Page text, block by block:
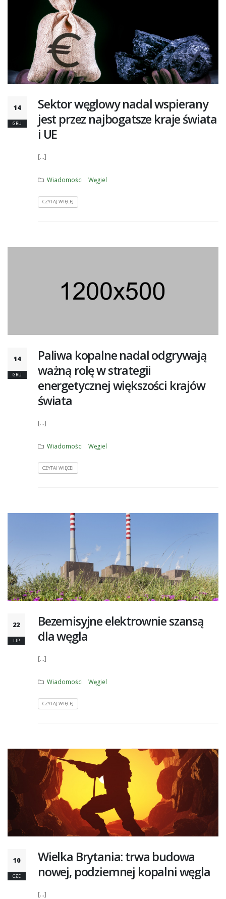
14
GRU
Sektor węglowy nadal wspierany
jest przez najbogatsze kraje świata
i UE
[...]
Wiadomości Węgiel
CZYTAJ WIĘCEJ
14
GRU
Paliwa kopalne nadal odgrywają
ważną rolę w strategii
energetycznej większości krajów
świata
[...]
Wiadomości Węgiel
CZYTAJ WIĘCEJ
22
LIP
Bezemisyjne elektrownie szansą
dla węgla
[...]
Wiadomości Węgiel
CZYTAJ WIĘCEJ
10
CZE
Wielka Brytania: trwa budowa
nowej, podziemnej kopalni węgla
[...]